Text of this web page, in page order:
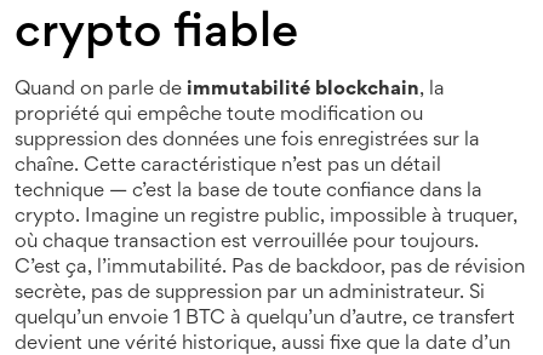
crypto fiable
Quand on parle de immutabilité blockchain, la
propriété qui empêche toute modification ou
suppression des données une fois enregistrées sur la
chaîne. Cette caractéristique n’est pas un détail
technique — c’est la base de toute confiance dans la
crypto. Imagine un registre public, impossible à truquer,
où chaque transaction est verrouillée pour toujours.
C’est ça, l’immutabilité. Pas de backdoor, pas de révision
secrète, pas de suppression par un administrateur. Si
quelqu’un envoie 1 BTC à quelqu’un d’autre, ce transfert
devient une vérité historique, aussi fixe que la date d’un